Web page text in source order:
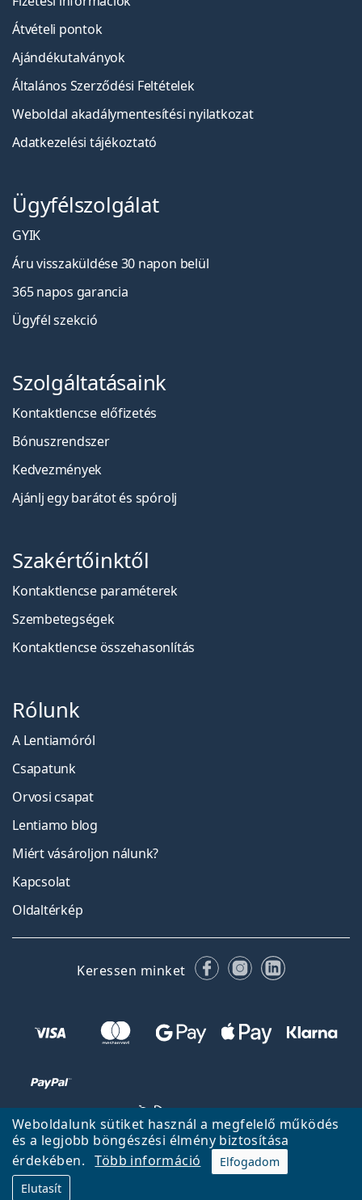
Weboldalunk sütiket használ a megfelelő működés
és a legjobb böngészési élmény biztosítása
érdekében.
Több információ
Elfogadom
Elutasít
Átvételi pontok
Ajándékutalványok
Általános Szerződési Feltételek
Weboldal akadálymentesítési nyilatkozat
Adatkezelési tájékoztató
Ügyfélszolgálat
GYIK
Áru visszaküldése 30 napon belül
365 napos garancia
Ügyfél szekció
Szolgáltatásaink
Kontaktlencse előfizetés
Bónuszrendszer
Kedvezmények
Ajánlj egy barátot és spórolj
Szakértőinktől
Kontaktlencse paraméterek
Szembetegségek
Kontaktlencse összehasonlítás
Rólunk
A Lentiamóról
Csapatunk
Orvosi csapat
Lentiamo blog
Miért vásároljon nálunk?
Kapcsolat
Oldaltérkép
Keressen minket FacebookInstagram
LinkedIn
Fel